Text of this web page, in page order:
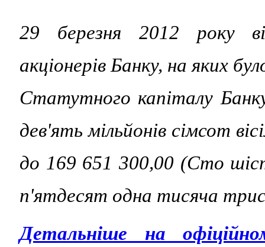
29 березня 2012 року
акціонерів Банку, на яких
Статутного капіталу
дев'ять мiльйонiв сімсот
до 169 651 300,00 (Сто
п'ятдесят одна тисяча
Детальніше на